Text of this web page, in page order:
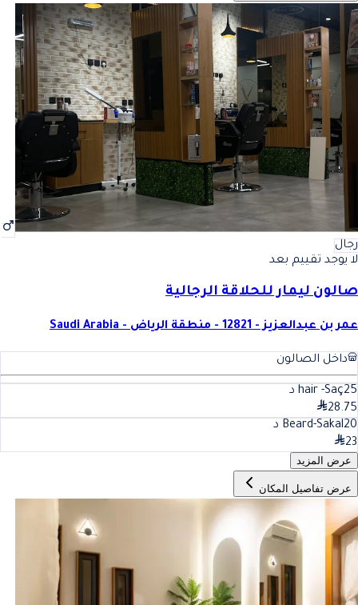
رجال
لا يوجد تقييم بعد
صالون ليمار للحلاقة الرجالية
عمر بن عبدالعزيز - 12821 - منطقة الرياض - Saudi Arabia
داخل الصالون
hair -Saç25
د
28.75
Beard-Sakal20
د
23
عرض المزيد
عرض تفاصيل المكان